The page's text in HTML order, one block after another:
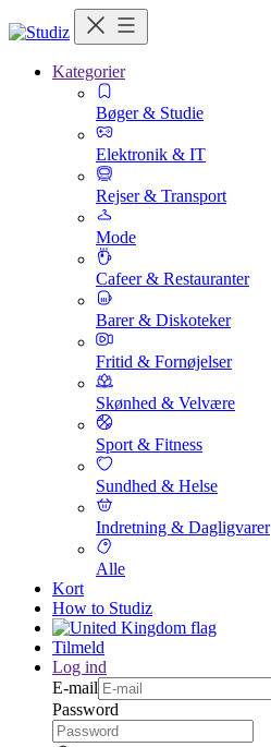
Kategorier
Bøger & Studie
Elektronik & IT
Rejser & Transport
Mode
Cafeer & Restauranter
Barer & Diskoteker
Fritid & Fornøjelser
Skønhed & Velvære
Sport & Fitness
Sundhed & Helse
Indretning & Dagligvarer
Alle
Kort
How to Studiz
Tilmeld
Log ind
E-mail
Password